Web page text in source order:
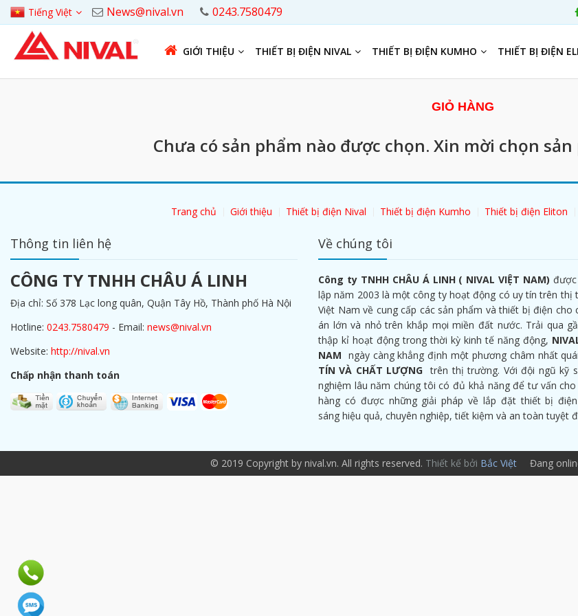
Tiếng Việt News@nival.vn 0243.7580479
GIỚI THIỆU THIẾT BỊ ĐIỆN NIVAL THIẾT BỊ ĐIỆN KUMHO THIẾT BỊ ĐIỆN
GIỎ HÀNG
Chưa có sản phẩm nào được chọn. Xin mời chọn
Trang chủ Giới thiệu Thiết bị điện Nival Thiết bị điện Kumho Thiết bị điện Eliton
Thông tin liên hệ
CÔNG TY TNHH CHÂU Á LINH
Địa chỉ: Số 378 Lạc long quân, Quận Tây Hồ, Thành phố Hà Nội
Hotline: 0243.7580479 - Email: news@nival.vn
Website: http://nival.vn
Chấp nhận thanh toán
Về chúng tôi
Công ty TNHH CHÂU Á LINH ( NIVAL VIỆT NAM)
lập năm 2003 là một công ty hoạt động có uy tín trên thị
Việt Nam về cung cấp các sản phẩm và thiết bị điện cho
án lớn và nhỏ trên khắp mọi miền đất nước. Trải qua
thập kỉ hoạt động trong thời kỳ kinh tế năng động,
NAM ngày càng khẳng định một phương châm nhất
TÍN VÀ CHẤT LƯỢNG trên thị trường. Với đội ngũ kỹ
nghiệm lâu năm chúng tôi có đủ khả năng để tư vấn cho
hàng có được những giải pháp về lắp đặt thiết bị
sáng hiệu quả, chuyên nghiệp, tiết kiệm và an toàn tuyệt
© 2019 Copyright by nival.vn. All rights reserved. Thiết kế bởi Bắc Việt Đang